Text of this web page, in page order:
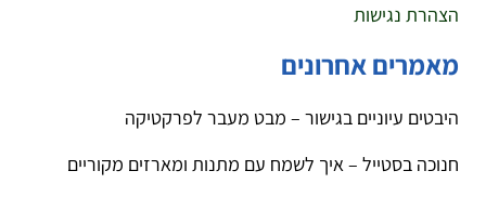
הצהרת נגישות
מאמרים אחרונים
היבטים עיוניים בגישור – מבט מעבר לפרקטיקה
חנוכה בסטייל – איך לשמח עם מתנות ומארזים מקוריים